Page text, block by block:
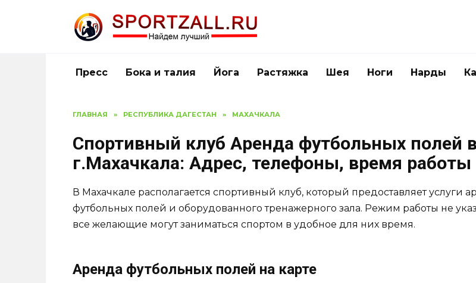
Пресс Бока и талия Йога Растяжка Шея Ноги Нарды
ГЛАВНАЯ » РЕСПУБЛИКА ДАГЕСТАН » МАХАЧКАЛА
Спортивный клуб Аренда футбольных полей
г.Махачкала: Адрес, телефоны, время работы
В Махачкале располагается спортивный клуб, который предоставляет услуги
футбольных полей и оборудованного тренажерного зала. Режим работы не
все желающие могут заниматься спортом в удобное для них время.
Аренда футбольных полей на карте